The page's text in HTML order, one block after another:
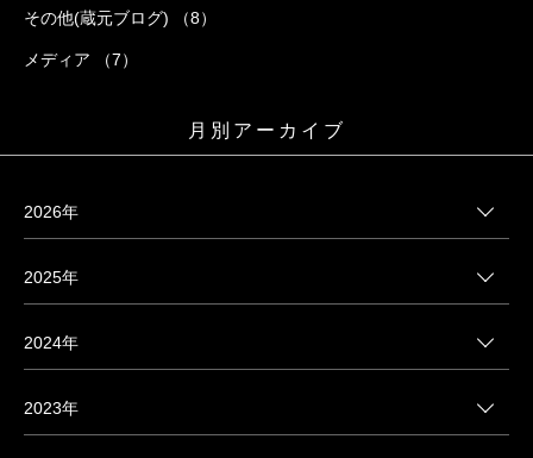
その他(蔵元ブログ) （8）
メディア （7）
月別アーカイブ
2026年
2025年
2024年
2023年